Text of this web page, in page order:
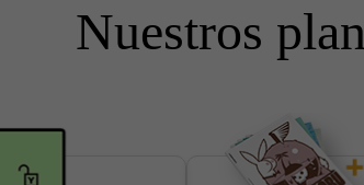
Nuestros